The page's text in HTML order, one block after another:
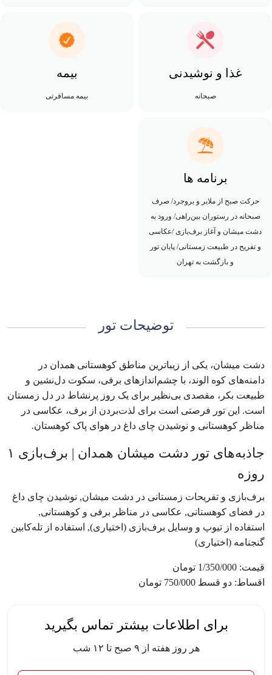
غذا و نوشیدنی
صبحانه
بیمه
بیمه مسافرتی
برنامه ها
حرکت صبح از ملایر و بروجرد/ صرف
صبحانه در رستوران بین‌راهی/ ورود به
دشت میشان و آغاز برف‌بازی /عکاسی
و تفریح در طبیعت زمستانی/ پایان تور
و بازگشت به تهران
توضیحات تور
دشت میشان، یکی از زیباترین مناطق کوهستانی همدان در
دامنه‌های کوه الوند، با چشم‌اندازهای برفی، سکوت دل‌نشین و
طبیعت بکر، مقصدی بی‌نظیر برای یک روز پرنشاط در دل زمستان
است. این تور فرصتی است برای لذت‌بردن از برف، عکاسی در
مناظر کوهستانی و نوشیدن چای داغ در هوای پاک کوهستان.
جاذبه‌های تور دشت میشان همدان | برف‌بازی ۱
روزه
برف‌بازی و تفریحات زمستانی در دشت میشان, نوشیدن چای داغ
در فضای کوهستانی, عکاسی در مناظر برفی و کوهستانی,
استفاده از تیوپ و وسایل برف‌بازی (اختیاری), استفاده از تله‌کابین
گنجنامه (اختیاری)
قیمت: 1/350/000 تومان
اقساط: دو قسط 750/000 تومان
برای اطلاعات بیشتر تماس بگیرید
هر روز هفته از ۹ صبح تا ۱۲ شب